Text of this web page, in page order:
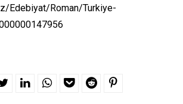
Edebiyat/Roman/Turkiye-